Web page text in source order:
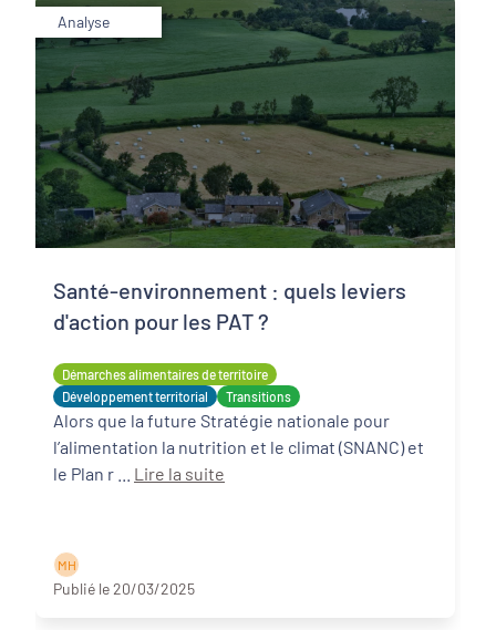
Analyse
Démarches alimentaires de territoire
Développement territorial
Transitions
Santé-environnement : quels leviers
d'action pour les PAT ?
Alors que la future Stratégie nationale pour
l’alimentation la nutrition et le climat (SNANC) et
Lire la suite
M H
Publié le 20/03/2025